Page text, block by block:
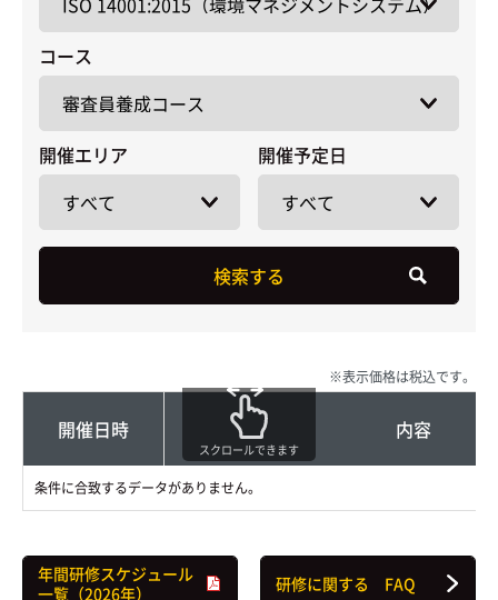
コース
開催エリア 開催予定日
表示価格は税込です。
開催日時 内容
条件に合致するデータがありません。
スクロールできます
年間研修スケジュール
一覧 （2026年） 研修に関する FAQ